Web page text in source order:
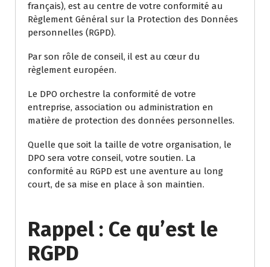
français), est au centre de votre conformité au
Règlement Général sur la Protection des Données
personnelles (RGPD).
Par son rôle de conseil, il est au cœur du
règlement européen.
Le DPO orchestre la conformité de votre
entreprise, association ou administration en
matière de protection des données personnelles.
Quelle que soit la taille de votre organisation, le
DPO sera votre conseil, votre soutien. La
conformité au RGPD est une aventure au long
court, de sa mise en place à son maintien.
Rappel : Ce qu’est le
RGPD